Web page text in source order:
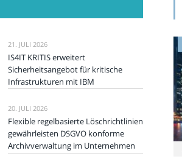
21. JULI 2026
IS4IT KRITIS erweitert
Sicherheitsangebot für kritische
Infrastrukturen mit IBM
20. JULI 2026
Flexible regelbasierte Löschrichtlinien
gewährleisten DSGVO konforme
Archivverwaltung im Unternehmen